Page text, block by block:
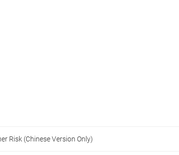
Risk (Chinese Version Only)